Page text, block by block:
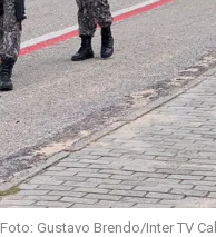
Foto: Gustavo Brendo/Inter TV